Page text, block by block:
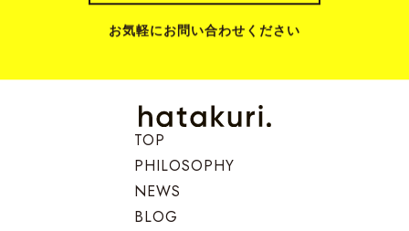
お気軽にお問い合わせください
TOP
PHILOSOPHY
NEWS
BLOG